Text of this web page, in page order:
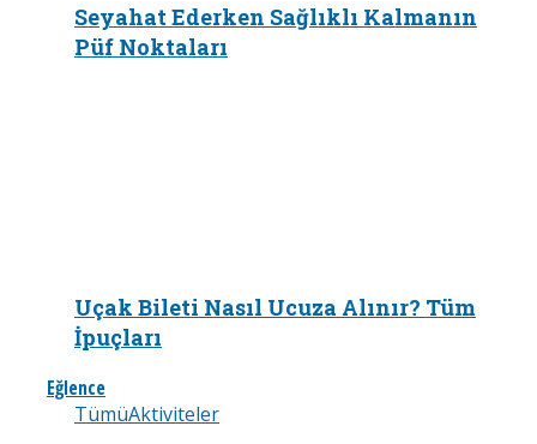
Seyahat Ederken Sağlıklı Kalmanın
Püf Noktaları
Uçak Bileti Nasıl Ucuza Alınır? Tüm
İpuçları
Eğlence
TümüAktiviteler